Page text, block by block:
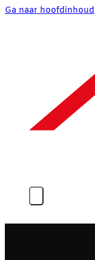
Ga naar hoofdinhoud